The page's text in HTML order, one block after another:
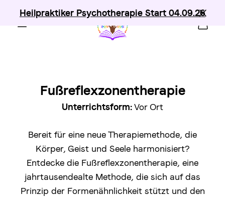
Heilpraktiker Psychotherapie Start 04.09.26
Fußreflexzonentherapie
Unterrichtsform:Vor Ort
Bereit für eine neue Therapiemethode, die
Körper, Geist und Seele harmonisiert?
Entdecke die Fußreflexzonentherapie, eine
jahrtausendealte Methode, die sich auf das
Prinzip der Formenähnlichkeit stützt und den